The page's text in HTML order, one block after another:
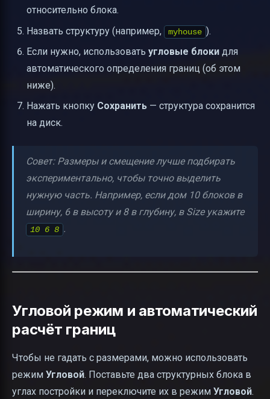
относительно блока.
Назвать структуру (например,
myhouse ).
Если нужно, использовать угловые блоки для
автоматического определения границ (об этом
ниже).
Нажать кнопку Сохранить — структура сохранится
на диск.
Совет: Размеры и смещение лучше подбирать
экспериментально, чтобы точно выделить
нужную часть. Например, если дом 10 блоков в
ширину, 6 в высоту и 8 в глубину, в Size укажите
10 6 8 .
Угловой режим и автоматический
расчёт границ
Чтобы не гадать с размерами, можно использовать
режим Угловой. Поставьте два структурных блока в
углах постройки и переключите их в режим Угловой.